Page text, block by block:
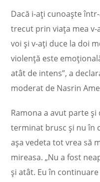
Dacă i-ați cunoaște
trecut prin viața mea
voi și v-ați duce la doi
violență este
atât de intens”, a
moderat de Nasrin
Ramona a avut parte
terminat brusc și nu în
așa vedeta tot vrea să
mireasa. „Nu a fost
și atât. Eu în